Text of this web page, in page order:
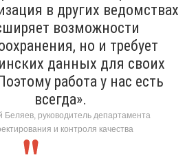
в других ведомствах
возможности
но и требует
данных для своих
работа у нас есть
всегда».
Беляев, руководитель департамента
и контроля качества